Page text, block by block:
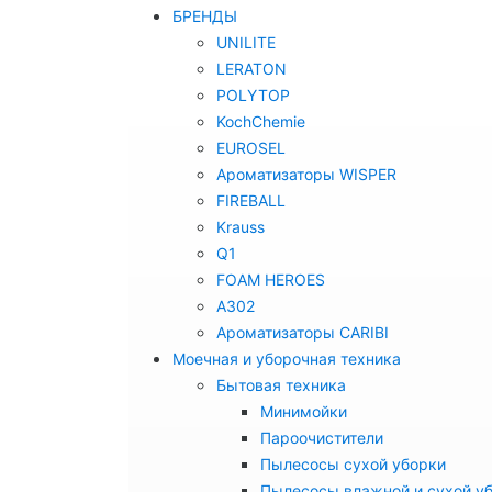
БРЕНДЫ
UNILITE
LERATON
POLYTOP
KochChemie
EUROSEL
Ароматизаторы WISPER
FIREBALL
Krauss
Q1
FOAM HEROES
A302
Ароматизаторы CARIBI
Моечная и уборочная техника
Бытовая техника
Минимойки
Пароочистители
Пылесосы сухой уборки